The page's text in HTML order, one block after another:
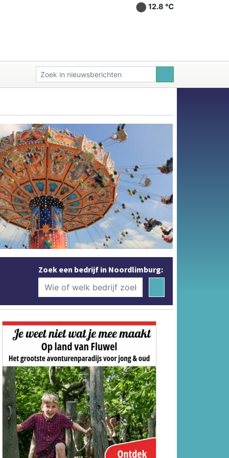
12.8 ℃
Zoek een bedrijf in Noordlimburg: